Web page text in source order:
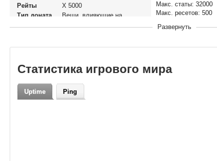
Рейты
X 5000
Тип доната
Вещи, влияющие на
Теги x5000
Макс. статы: 32000
Макс. ресетов: 500
VIP бонусы: 9999%
Развернуть
Статистика игрового мира
Uptime Ping